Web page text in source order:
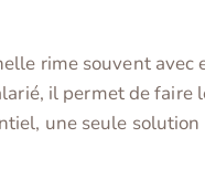
rime souvent
il permet de faire
une seule